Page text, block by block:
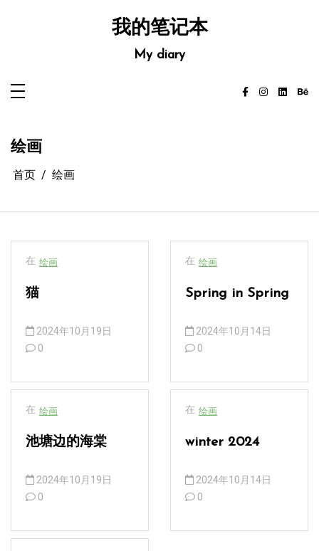
我的笔记本
My diary
绘画
首页 绘画
在 绘画
猫
2024年10月19日
0
在 绘画
池塘边的海棠
2024年10月19日
0
在 绘画
Spring in Spring
2024年10月14日
0
在 绘画
winter 2024
2024年10月14日
0